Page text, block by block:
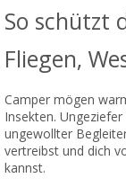
So schützt
Fliegen,
Camper mögen
Insekten.
ungewollter
vertreibst und dich
kannst.